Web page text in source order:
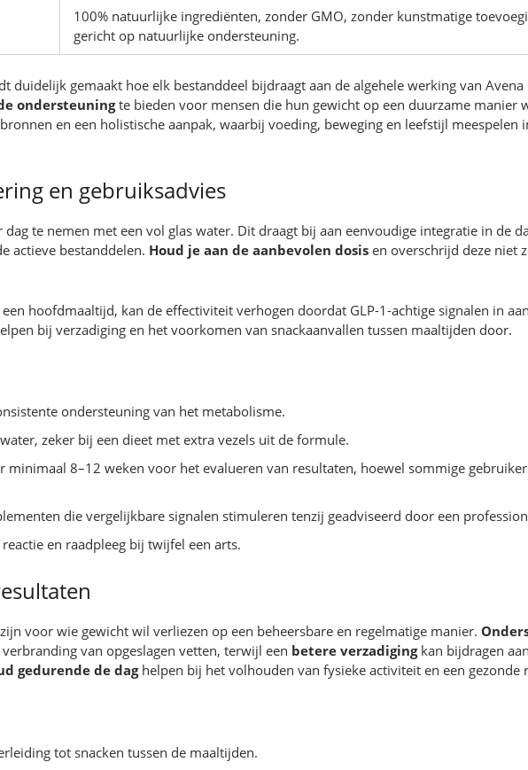
100% natuurlijke ingrediënten, zonder GMO, zonder kunstmatige
gericht op natuurlijke ondersteuning.
duidelijk gemaakt hoe elk bestanddeel bijdraagt aan de algehele werking van Avena
ondersteuningte bieden voor mensen die hun gewicht op een duurzame manier
en een holistische aanpak, waarbij voeding, beweging en leefstijl meespelen
en gebruiksadvies
te nemen met een vol glas water. Dit draagt bij aan eenvoudige integratie in de
actieve bestanddelen. Houd je aan de aanbevolen dosis en overschrijd deze niet
hoofdmaaltijd, kan de effectiviteit verhogen doordat GLP-1-achtige signalen in
bij verzadiging en het voorkomen van snackaanvallen tussen maaltijden door.
ondersteuning van het metabolisme.
zeker bij een dieet met extra vezels uit de formule.
minimaal 8–12 weken voor het evalueren van resultaten, hoewel sommige
die vergelijkbare signalen stimuleren tenzij geadviseerd door een
en raadpleeg bij twijfel een arts.
voor wie gewicht wil verliezen op een beheersbare en regelmatige manier.
van opgeslagen vetten, terwijl een betere verzadigingkan bijdragen
gedurende de daghelpen bij het volhouden van fysieke activiteit en een gezonde
tot snacken tussen de maaltijden.